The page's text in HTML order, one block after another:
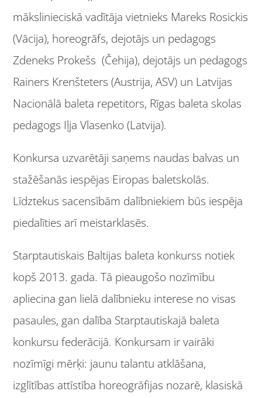
mākslinieciskā vadītāja vietnieks Mareks Rosickis
(Vācija), horeogrāfs, dejotājs un pedagogs
Zdeneks Prokešs (Čehija), dejotājs un pedagogs
Rainers Krenšteters (Austrija, ASV) un Latvijas
Nacionālā baleta repetitors, Rīgas baleta skolas
pedagogs Iļja Vlasenko (Latvija).
Konkursa uzvarētāji saņems naudas balvas un
stažēšanās iespējas Eiropas baletskolās.
Līdztekus sacensībām dalībniekiem būs iespēja
piedalīties arī meistarklasēs.
Starptautiskais Baltijas baleta konkurss notiek
kopš 2013. gada. Tā pieaugošo nozīmību
apliecina gan lielā dalībnieku interese no visas
pasaules, gan dalība Starptautiskajā baleta
konkursu federācijā. Konkursam ir vairāki
nozīmīgi mērķi: jaunu talantu atklāšana,
izglītības attīstība horeogrāfijas nozarē, klasiskā